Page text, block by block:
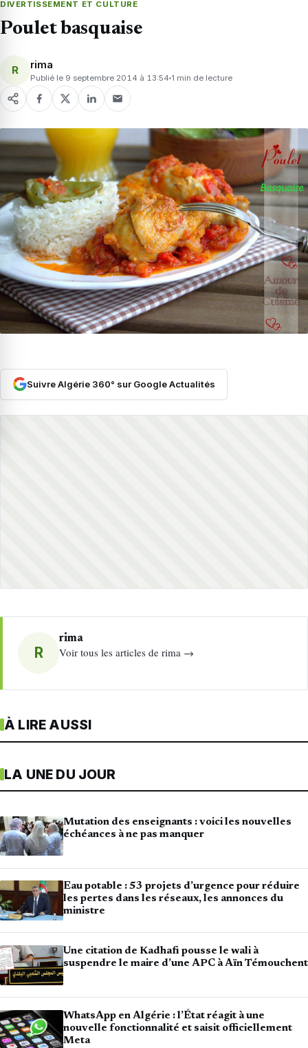
DIVERTISSEMENT ET CULTURE
Poulet basquaise
R rima
Publié le 9 septembre 2014 à 13:54 1 min de lecture
Suivre Algérie 360° sur Google Actualités
R
rima
Voir tous les articles de rima →
À LIRE AUSSI
LA UNE DU JOUR
Mutation des enseignants : voici les nouvelles
échéances à ne pas manquer
Eau potable : 53 projets d’urgence pour réduire
les pertes dans les réseaux, les annonces du
ministre
Une citation de Kadhafi pousse le wali à
suspendre le maire d’une APC à Aïn Témouchent
WhatsApp en Algérie : l’État réagit à une
nouvelle fonctionnalité et saisit officiellement
Meta